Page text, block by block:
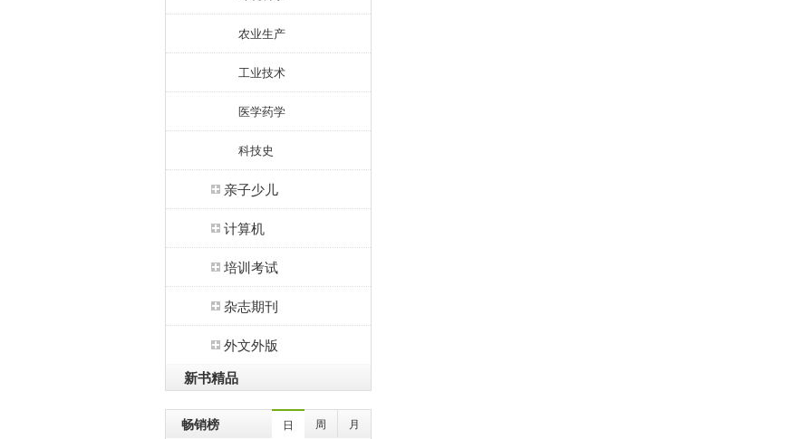
农业生产
工业技术
医学药学
科技史
亲子少儿
计算机
培训考试
杂志期刊
外文外版
新书精品
畅销榜 日 周 月